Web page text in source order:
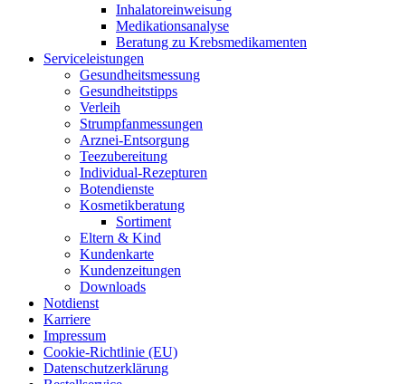
Inha­la­tor­ein­wei­sung
Medi­ka­ti­ons­ana­ly­se
Bera­tung zu Krebsmedikamenten
Ser­vice­leis­tun­gen
Gesund­heits­mes­sung
Gesund­heits­tipps
Ver­leih
Strumpfan­mes­sun­gen
Arz­n­ei-Ent­­sor­­gung
Tee­zu­be­rei­tung
Indi­­vi­­du­al-Rezep­­tu­­ren
Boten­diens­te
Kos­me­tik­be­ra­tung
Sor­ti­ment
Eltern & Kind
Kun­den­kar­te
Kun­den­zei­tun­gen
Down­loads
Not­dienst
Kar­rie­re
Impres­sum
Coo­kie-Rich­t­­li­­nie (EU)
Datenschutz­erklärung